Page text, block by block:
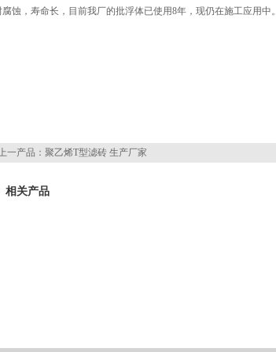
腐蚀，寿命长，目前我厂的批浮体已使用8年，现仍在施工应用中。
一产品： 聚乙烯T型滤砖 生产厂家
相关产品